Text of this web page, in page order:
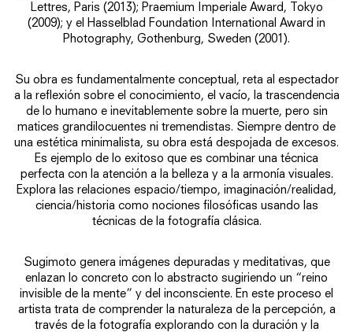
Lettres, Paris (2013); Praemium Imperiale Award, Tokyo
(2009); y el Hasselblad Foundation International Award in
Photography, Gothenburg, Sweden (2001).
Su obra es fundamentalmente conceptual, reta al espectador
a la reflexión sobre el conocimiento, el vacío, la trascendencia
de lo humano e inevitablemente sobre la muerte, pero sin
matices grandilocuentes ni tremendistas. Siempre dentro de
una estética minimalista, su obra está despojada de excesos.
Es ejemplo de lo exitoso que es combinar una técnica
perfecta con la atención a la belleza y a la armonía visuales.
Explora las relaciones espacio/tiempo, imaginación/realidad,
ciencia/historia como nociones filosóficas usando las
técnicas de la fotografía clásica.
Sugimoto genera imágenes depuradas y meditativas, que
enlazan lo concreto con lo abstracto sugiriendo un “reino
invisible de la mente” y del inconsciente. En este proceso el
artista trata de comprender la naturaleza de la percepción, a
través de la fotografía explorando con la duración y la